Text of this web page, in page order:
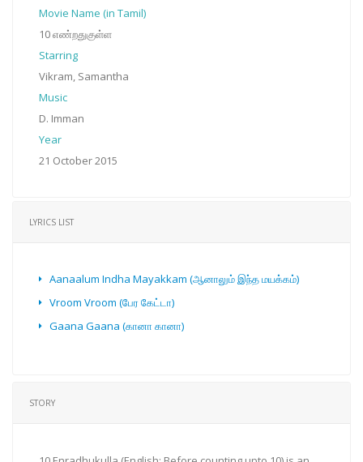
Movie Name (in Tamil)
10 எண்றதுகுள்ள
Starring
Vikram, Samantha
Music
D. Imman
Year
21 October 2015
LYRICS LIST
Aanaalum Indha Mayakkam (ஆனாலும் இந்த மயக்கம்)
Vroom Vroom (பேர கேட்டா)
Gaana Gaana (கானா கானா)
STORY